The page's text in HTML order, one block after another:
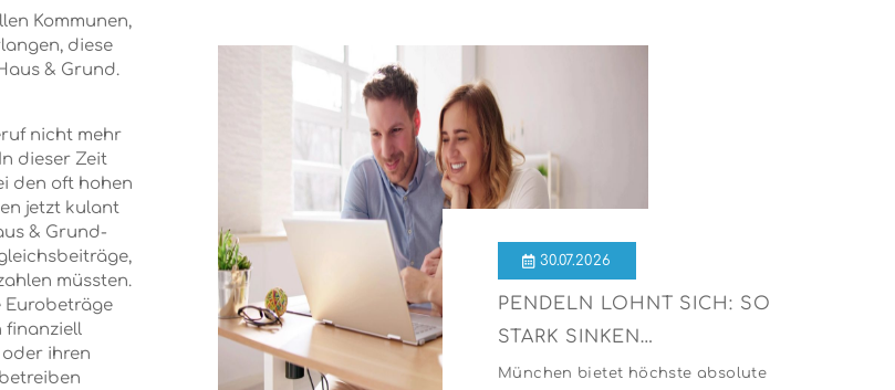
Kommunen,
diese
& Grund.
nicht mehr
dieser Zeit
den oft hohen
jetzt kulant
& Grund-
müssten.
Eurobeträge
finanziell
ihren
30.07.2026
PENDELN LOHNT SICH: SO
STARK SINKEN
WOHNUNGSPREISE IM
München bietet höchste absolute